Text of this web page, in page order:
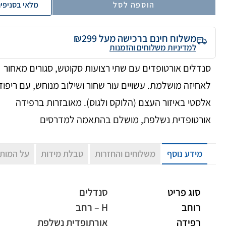
הוספה לסל מלאי
משלוח חינם ברכישה מעל ₪299
למדיניות משלוחים והזמנות
סנדלים אורטופדים עם שתי רצועות סקוטש, סגורים מאחור
לאחיזה מושלמת. עשויים עור שחור ושילוב מנוחש, עם
אלסטי באיזור העצם (הלוקס ולגוס). מאובזרות ברפידה
אורטופדית נשלפת, מושלם בהתאמה למדרסים
מידע נוסף משלוחים והחזרות טבלת מידות על
סוג פריט
סנדלים
רוחב
H – רחב
רפידה
אורתופדית נשלפת